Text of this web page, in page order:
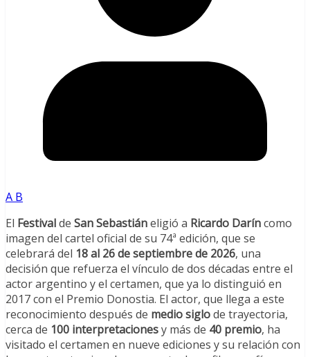
A B
El Festivalde San Sebastiáneligió a Ricardo Daríncomo
imagen del cartel oficial de su 74ª edición, que se
celebrará del 18 al 26 de septiembre de 2026, una
decisión que refuerza el vínculo de dos décadas entre el
actor argentino y el certamen, que ya lo distinguió en
2017 con el Premio Donostia. El actor, que llega a este
reconocimiento después de medio siglode trayectoria,
cerca de 100 interpretacionesy más de 40 premio, ha
visitado el certamen en nueve ediciones y su relación con